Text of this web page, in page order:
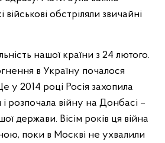
обстріляли звичайні
нашої країни з 24 лютого.
в Україну почалося
у 2014 році Росія захопила
розпочала війну на Донбасі –
держави. Вісім років ця війна
поки в Москві не ухвалили